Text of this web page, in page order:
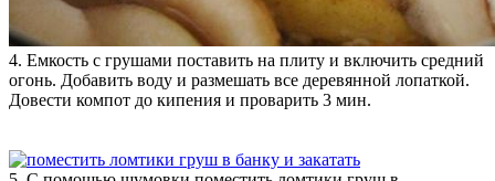
4. Емкость с грушами поставить на плиту и включить средний
огонь. Добавить воду и размешать все деревянной лопаткой.
Довести компот до кипения и проварить 3 мин.